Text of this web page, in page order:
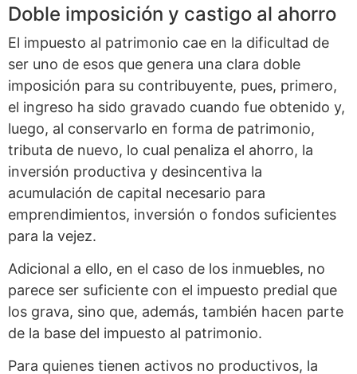
Doble imposición y castigo al ahorro
El impuesto al patrimonio cae en la dificultad de
ser uno de esos que genera una clara doble
imposición para su contribuyente, pues, primero,
el ingreso ha sido gravado cuando fue obtenido y,
luego, al conservarlo en forma de patrimonio,
tributa de nuevo, lo cual penaliza el ahorro, la
inversión productiva y desincentiva la
acumulación de capital necesario para
emprendimientos, inversión o fondos suficientes
para la vejez.
Adicional a ello, en el caso de los inmuebles, no
parece ser suficiente con el impuesto predial que
los grava, sino que, además, también hacen parte
de la base del impuesto al patrimonio.
Para quienes tienen activos no productivos, la